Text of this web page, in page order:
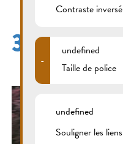
309B0303
Contraste inversé
-
undefined
Taille de police
undefined
Souligner les liens